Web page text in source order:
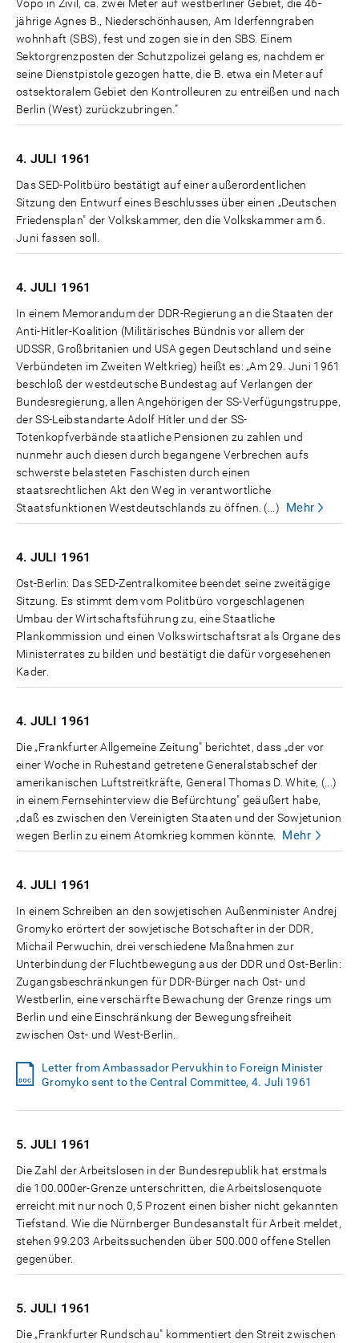
Vopo in Zivil, ca. zwei Meter auf westberliner Gebiet, die 46-
jährige Agnes B., Niederschönhausen, Am Iderfenngraben
wohnhaft (SBS), fest und zogen sie in den SBS. Einem
Sektorgrenzposten der Schutzpolizei gelang es, nachdem er
seine Dienstpistole gezogen hatte, die B. etwa ein Meter auf
ostsektoralem Gebiet den Kontrolleuren zu entreißen und nach
Berlin (West) zurückzubringen."
4. JULI 1961
Das SED-Politbüro bestätigt auf einer außerordentlichen
Sitzung den Entwurf eines Beschlusses über einen „Deutschen
Friedensplan" der Volkskammer, den die Volkskammer am 6.
Juni fassen soll.
4. JULI 1961
In einem Memorandum der DDR-Regierung an die Staaten der
Anti-Hitler-Koalition (Militärisches Bündnis vor allem der
UDSSR, Großbritanien und USA gegen Deutschland und seine
Verbündeten im Zweiten Weltkrieg) heißt es: „Am 29. Juni 1961
beschloß der westdeutsche Bundestag auf Verlangen der
Bundesregierung, allen Angehörigen der SS-Verfügungstruppe,
der SS-Leibstandarte Adolf Hitler und der SS-
Totenkopfverbände staatliche Pensionen zu zahlen und
nunmehr auch diesen durch begangene Verbrechen aufs
schwerste belasteten Faschisten durch einen
staatsrechtlichen Akt den Weg in verantwortliche
Staatsfunktionen Westdeutschlands zu öffnen. (...)
Mehr
4. JULI 1961
Ost-Berlin: Das SED-Zentralkomitee beendet seine zweitägige
Sitzung. Es stimmt dem vom Politbüro vorgeschlagenen
Umbau der Wirtschaftsführung zu, eine Staatliche
Plankommission und einen Volkswirtschaftsrat als Organe des
Ministerrates zu bilden und bestätigt die dafür vorgesehenen
Kader.
4. JULI 1961
Die „Frankfurter Allgemeine Zeitung" berichtet, dass „der vor
einer Woche in Ruhestand getretene Generalstabschef der
amerikanischen Luftstreitkräfte, General Thomas D. White, (...)
in einem Fernsehinterview die Befürchtung" geäußert habe,
„daß es zwischen den Vereinigten Staaten und der Sowjetunion
wegen Berlin zu einem Atomkrieg kommen könnte.
Mehr
4. JULI 1961
In einem Schreiben an den sowjetischen Außenminister Andrej
Gromyko erörtert der sowjetische Botschafter in der DDR,
Michail Perwuchin, drei verschiedene Maßnahmen zur
Unterbindung der Fluchtbewegung aus der DDR und Ost-Berlin:
Zugangsbeschränkungen für DDR-Bürger nach Ost- und
Westberlin, eine verschärfte Bewachung der Grenze rings um
Berlin und eine Einschränkung der Bewegungsfreiheit
zwischen Ost- und West-Berlin.
Letter from Ambassador Pervukhin to Foreign Minister
Gromyko sent to the Central Committee, 4. Juli 1961
5. JULI 1961
Die Zahl der Arbeitslosen in der Bundesrepublik hat erstmals
die 100.000er-Grenze unterschritten, die Arbeitslosenquote
erreicht mit nur noch 0,5 Prozent einen bisher nicht gekannten
Tiefstand. Wie die Nürnberger Bundesanstalt für Arbeit meldet,
stehen 99.203 Arbeitssuchenden über 500.000 offene Stellen
gegenüber.
5. JULI 1961
Die „Frankfurter Rundschau" kommentiert den Streit zwischen